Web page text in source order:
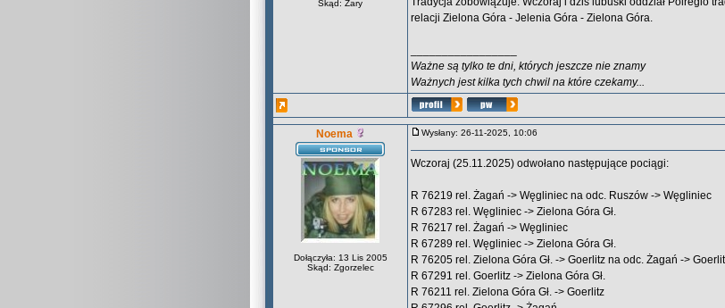
Skąd: Żary
relacji Zielona Góra - Jelenia Góra - Zielona Góra.
Ważne są tylko te dni, których jeszcze nie znamy
Ważnych jest kilka tych chwil na które czekamy...
Noema
Dołączyła: 13 Lis 2005
Skąd: Zgorzelec
Wysłany: 26-11-2025, 10:06
Wczoraj (25.11.2025) odwołano następujące pociągi:
R 76219 rel. Żagań -> Węgliniec na odc. Ruszów -> Węgliniec
R 67283 rel. Węgliniec -> Zielona Góra Gł.
R 76217 rel. Żagań -> Węgliniec
R 67289 rel. Węgliniec -> Zielona Góra Gł.
R 76205 rel. Zielona Góra Gł. -> Goerlitz na odc. Żagań ->
R 67291 rel. Goerlitz -> Zielona Góra Gł.
R 76211 rel. Zielona Góra Gł. -> Goerlitz